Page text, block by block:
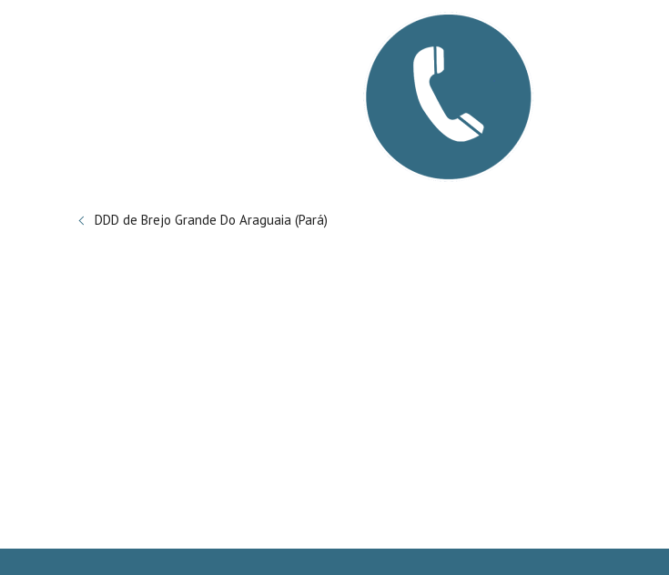
DDD de Brejo Grande Do Araguaia (Pará)